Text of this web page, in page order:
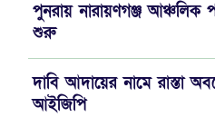
পুনরায় নারায়ণগঞ্জ আঞ্চলিক
শুরু
দাবি আদায়ের নামে রাস্তা
আইজিপি